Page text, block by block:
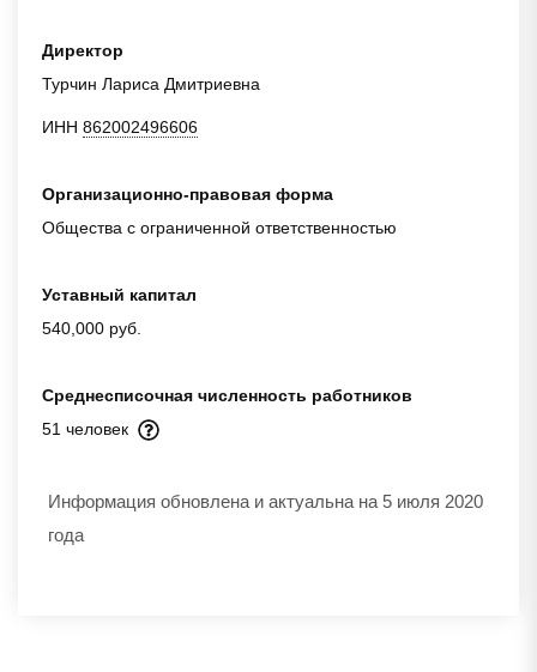
Директор
Турчин Лариса Дмитриевна
ИНН 862002496606
Организационно-правовая форма
Общества с ограниченной ответственностью
Уставный капитал
540,000 руб.
Среднесписочная численность работников
51 человек
Информация обновлена и актуальна на 5 июля 2020
года